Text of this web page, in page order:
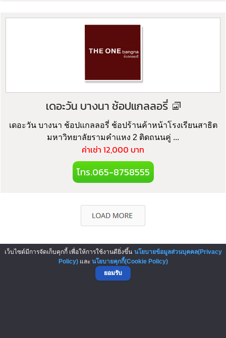
เดอะวัน บางนา ช้อปแกลลอรี่
เดอะวัน บางนา ช้อปแกลลอรี่ ช้อปร้านค้าหน้าโรงเรียนสาธิต
มหาวิทยาลัยรามคำแหง 2 ติดถนนคู่ ...
ค่าเช่า 12,000 บาท
โทร.065-8758555
▲ GO TO TOP
เว็บไซต์มีการจัดเก็บคุกกี้ เพื่อให้การใช้งานดียิ่งขึ้น นโยบายข้อมูลส่วนบุคคล(Privacy
Policy)และ นโยบายคุกกี้(Cookie Policy)
ยอมรับ